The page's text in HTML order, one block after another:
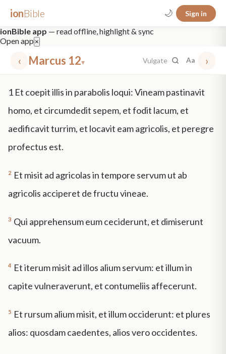
ionBible 🌙 Sign in
ionBible app — read offline, highlight & sync
Open app ×
‹ Marcus 12▾ Vulgate Aa ›
nt faith "peace that passeth" grace -law
1 Et coepit illis in parabolis loqui: Vineam pastinavit
homo, et circumdedit sepem, et fodit lacum, et
aedificavit turrim, et locavit eam agricolis, et peregre
profectus est.
2 Et misit ad agricolas in tempore servum ut ab
agricolis acciperet de fructu vineae.
3 Qui apprehensum eum ceciderunt, et dimiserunt
vacuum.
4 Et iterum misit ad illos alium servum: et illum in
capite vulneraverunt, et contumeliis affecerunt.
5 Et rursum alium misit, et illum occiderunt: et plures
alios: quosdam caedentes, alios vero occidentes.